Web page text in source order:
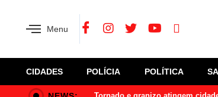
Menu
CIDADES POLÍCIA POLÍTICA